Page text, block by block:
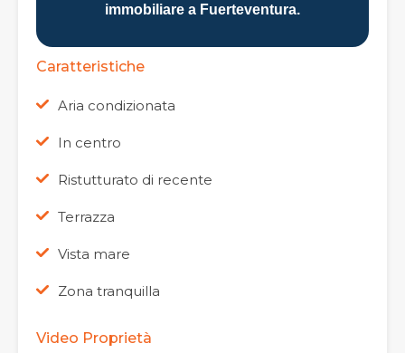
immobiliare a Fuerteventura.
Caratteristiche
Aria condizionata
In centro
Ristutturato di recente
Terrazza
Vista mare
Zona tranquilla
Video Proprietà